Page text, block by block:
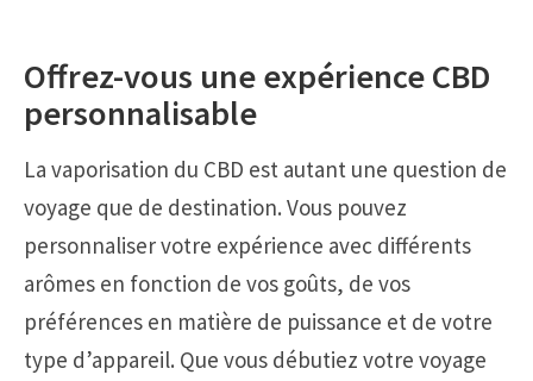
Offrez-vous une expérience CBD
personnalisable
La vaporisation du CBD est autant une question de
voyage que de destination. Vous pouvez
personnaliser votre expérience avec différents
arômes en fonction de vos goûts, de vos
préférences en matière de puissance et de votre
type d’appareil. Que vous débutiez votre voyage